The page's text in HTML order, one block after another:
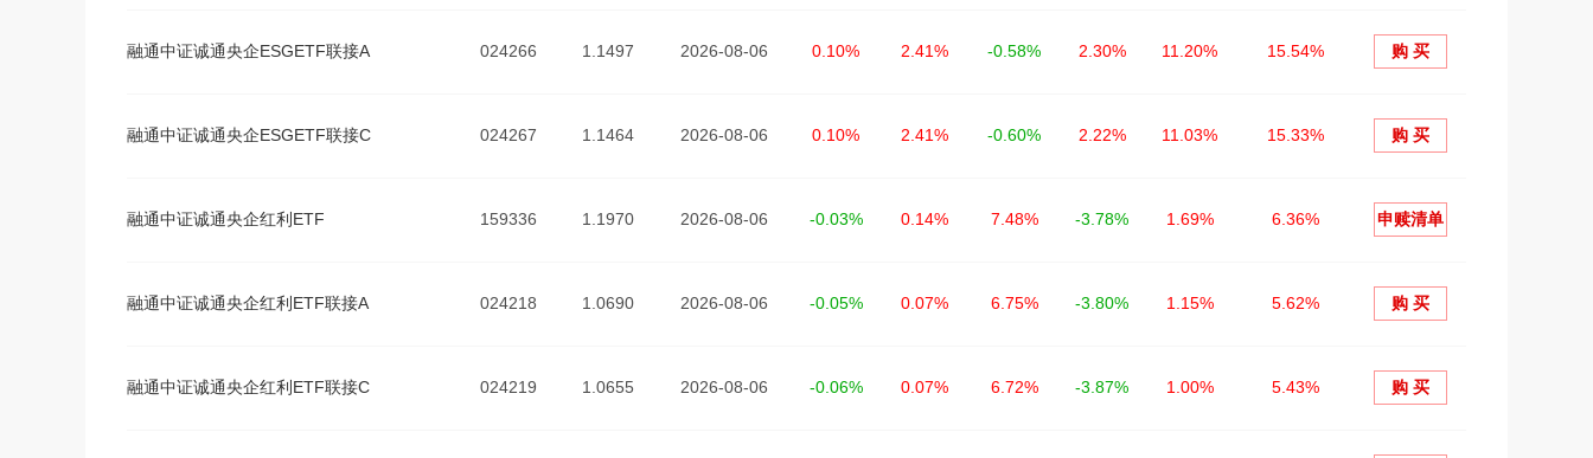
融通中证诚通央企ESGETF联接A 024266 1.1497 2026-08-06 0.10% 2.41% -0.58% 2.30% 11.20% 15.54% 购 买
融通中证诚通央企ESGETF联接C 024267 1.1464 2026-08-06 0.10% 2.41% -0.60% 2.22% 11.03% 15.33% 购 买
融通中证诚通央企红利ETF 159336 1.1970 2026-08-06 -0.03% 0.14% 7.48% -3.78% 1.69% 6.36% 申赎清单
融通中证诚通央企红利ETF联接A 024218 1.0690 2026-08-06 -0.05% 0.07% 6.75% -3.80% 1.15% 5.62% 购 买
融通中证诚通央企红利ETF联接C 024219 1.0655 2026-08-06 -0.06% 0.07% 6.72% -3.87% 1.00% 5.43% 购 买